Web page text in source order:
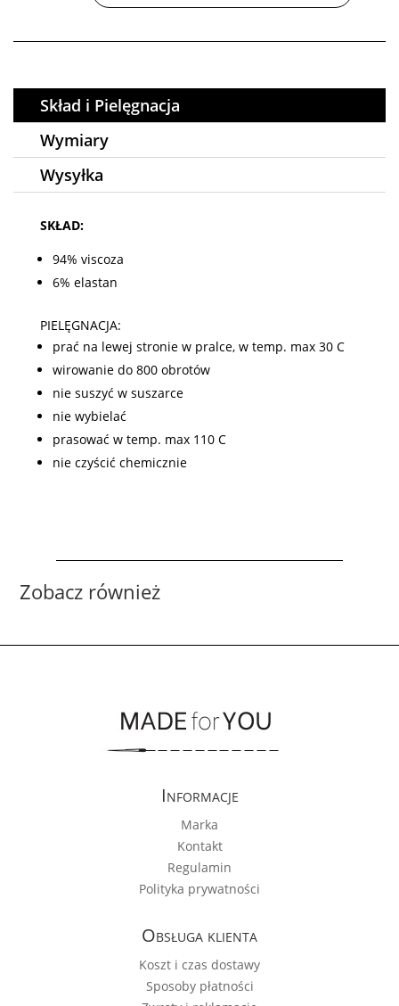
Skład i Pielęgnacja
Wymiary
Wysyłka
SKŁAD:
94% viscoza
6% elastan
PIELĘGNACJA:
prać na lewej stronie w pralce, w temp. max 30 C
wirowanie do 800 obrotów
nie suszyć w suszarce
nie wybielać
prasować w temp. max 110 C
nie czyścić chemicznie
Zobacz również
Informacje
Marka
Kontakt
Regulamin
Polityka prywatności
Obsługa klienta
Koszt i czas dostawy
Sposoby płatności